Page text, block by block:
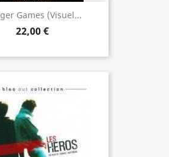
Games (visuel...
22,00 €